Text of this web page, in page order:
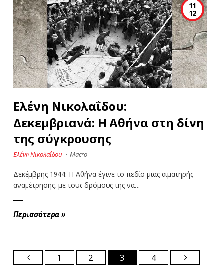
11
12
Ελένη Νικολαΐδου:
Δεκεμβριανά: Η Αθήνα στη δίνη
της σύγκρουσης
Ελένη Νικολαΐδου · Macro
Δεκέμβρης 1944: Η Αθήνα έγινε το πεδίο μιας αιματηρής
αναμέτρησης, με τους δρόμους της να…
Περισσότερα »
1 2 3 4